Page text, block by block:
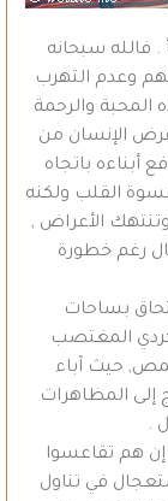
فالله سبحانه
وعدم التهرب
المحبة والرحمة
الإنسان من
أبناءه باتجاه
القلب ولكنه
الأعراض ,
رغم خطورة
بساحات
المغتصب
حمص, حيث آباء
إلى المظاهرات
.
هم تقاعسوا
في تناول